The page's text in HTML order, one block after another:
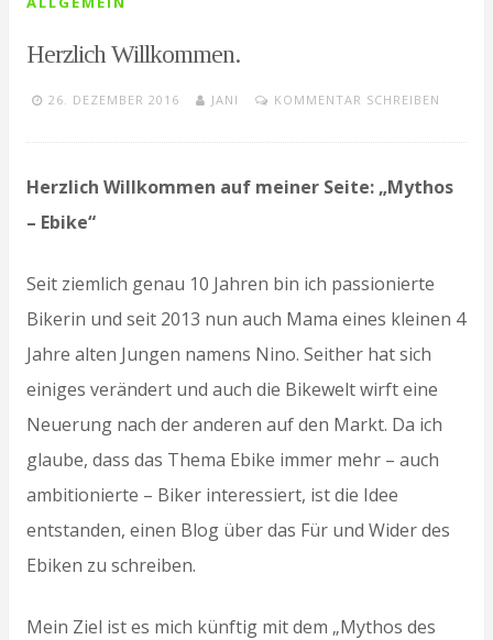
Herzlich Willkommen.
26. DEZEMBER 2016 JANI KOMMENTAR SCHREIBEN
Herzlich Willkommen auf meiner Seite: „Mythos
– Ebike“
Seit ziemlich genau 10 Jahren bin ich passionierte
Bikerin und seit 2013 nun auch Mama eines kleinen 4
Jahre alten Jungen namens Nino. Seither hat sich
einiges verändert und auch die Bikewelt wirft eine
Neuerung nach der anderen auf den Markt. Da ich
glaube, dass das Thema Ebike immer mehr – auch
ambitionierte – Biker interessiert, ist die Idee
entstanden, einen Blog über das Für und Wider des
Ebiken zu schreiben.
Mein Ziel ist es mich künftig mit dem „Mythos des